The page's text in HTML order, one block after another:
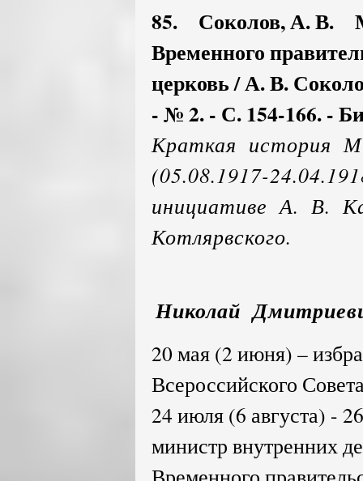
85. Соколов, А. В.
Временного
церковь / А. В.
- № 2. - С. 154-166. -
Краткая история
(05.08.1917-
инициативе А. В.
Котлярвского.
Николай
20 мая (2 июня) –
Всероссийского
24 июля (6 августа) -
министр внутренних